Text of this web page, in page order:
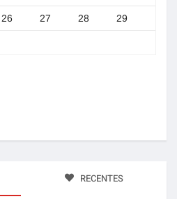
26 27 28 29
RECENTES